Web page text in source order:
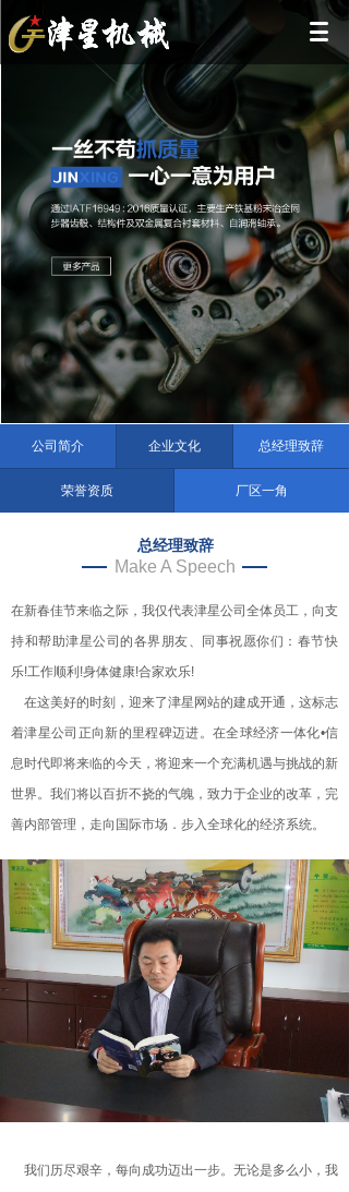
荣誉资质
公司简介
厂区一角
企业文化 总经理致辞
总经理致辞
Make A Speech
在新春佳节来临之际，我仅代表津星公司全体员工，向支
持和帮助津星公司的各界朋友、同事祝愿你们：春节快
乐!工作顺利!身体健康!合家欢乐!
在这美好的时刻，迎来了津星网站的建成开通，这标志
着津星公司正向新的里程碑迈进。在全球经济一体化•信
息时代即将来临的今天，将迎来一个充满机遇与挑战的新
世界。我们将以百折不挠的气魄，致力于企业的改革，完
善内部管理，走向国际市场．步入全球化的经济系统。
我们历尽艰辛，每向成功迈出一步。无论是多么小，我